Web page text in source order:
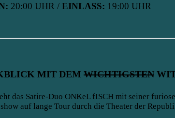
20:00 UHR / EINLASS: 19:00 UHR
MIT DEM WICHTIGSTEN
das Satire-Duo ONKeL fISCH mit seiner
auf lange Tour durch die Theater der